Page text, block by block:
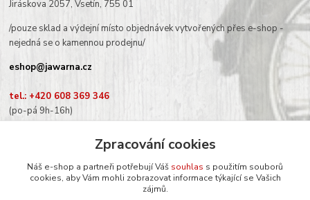
Jiráskova 2057, Vsetín, 755 01
/pouze sklad a výdejní místo objednávek vytvořených přes e-shop -
nejedná se o kamennou prodejnu/
eshop@jawarna.cz
tel.: +420 608 369 346
(po-pá 9h-16h)
Sledujte nás na Facebooku
Zpracování cookies
Náš e-shop a partneři potřebují Váš souhlas s použitím souborů
cookies, aby Vám mohli zobrazovat informace týkající se Vašich
zájmů.